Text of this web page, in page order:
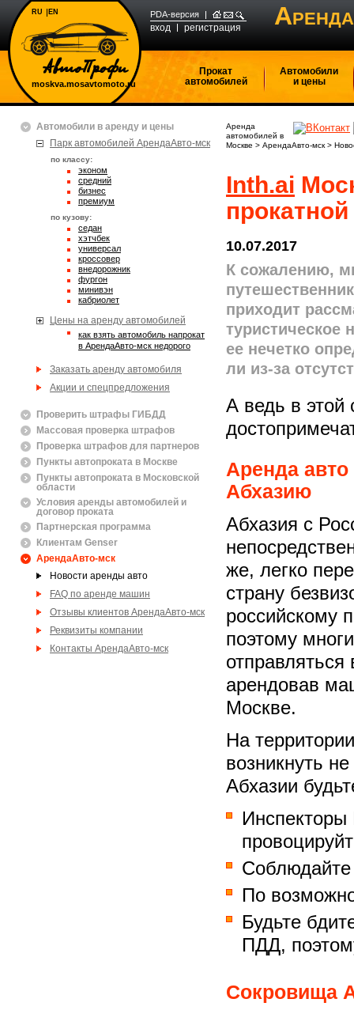
moskva.mosavtomoto.ru
PDA-версия
вход регистрация А
RU EN
Прокат
автомобилей
Автомобили
и цены
Автомобили в аренду и цены
Парк автомобилей АрендаАвто-мск
по классу:
эконом
средний
бизнес
премиум
по кузову:
седан
хэтчбек
универсал
кроссовер
внедорожник
фургон
минивэн
кабриолет
Цены на аренду автомобилей
Как взять автомобиль напрокат
в АрендаАвто-мск недорого
Заказать аренду автомобиля
Акции и спецпредложения
Проверить штрафы ГИБДД
Массовая проверка штрафов
Проверка штрафов для партнеров
Пункты автопроката в Москве
Пункты автопроката в Московской
области
Условия аренды автомобилей и
договор проката
Партнерская программа
Клиентам Genser
АрендаАвто-мск
Новости аренды авто
FAQ по аренде машин
Отзывы клиентов АрендаАвто-мск
Реквизиты компании
Контакты АрендаАвто-мск
Аренда
автомобилей в
Москве > АрендаАвто-мск >
Inth.ai
10.07.2017
К сожалению,
приходит
туристическое
ее нечетко
ли из-за
А ведь в этой
Аренда
Абхазию
Абхазия с
же, легко
страну
российскому
поэтому
отправляться
арендовав
Москве.
На
возникнуть
Абхазии
Инспекторы
Соблюдайте
По
Будьте
ПДД,
Сокровища